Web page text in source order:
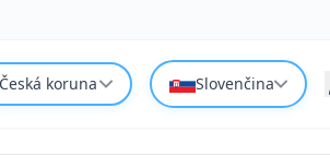
Česká koruna Slovenčina